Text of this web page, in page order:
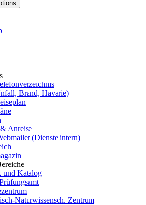
Brand, Havarie)
Anreise
(Dienste intern)
und Katalog
Naturwissensch. Zentrum